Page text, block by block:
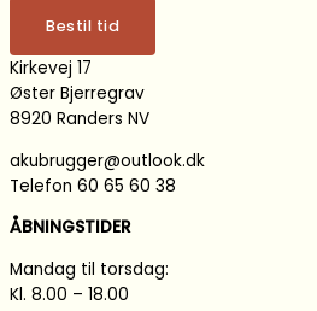
Bestil tid
Kirkevej 17
Øster Bjerregrav
8920 Randers NV
akubrugger@outlook.dk
Telefon 60 65 60 38
ÅBNINGSTIDER
Mandag til torsdag:
Kl. 8.00 – 18.00